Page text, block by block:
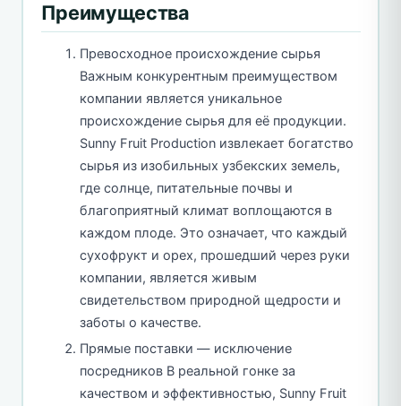
Преимущества
Превосходное происхождение сырья
Важным конкурентным преимуществом
компании является уникальное
происхождение сырья для её продукции.
Sunny Fruit Production извлекает богатство
сырья из изобильных узбекских земель,
где солнце, питательные почвы и
благоприятный климат воплощаются в
каждом плоде. Это означает, что каждый
сухофрукт и орех, прошедший через руки
компании, является живым
свидетельством природной щедрости и
заботы о качестве.
Прямые поставки — исключение
посредников В реальной гонке за
качеством и эффективностью, Sunny Fruit